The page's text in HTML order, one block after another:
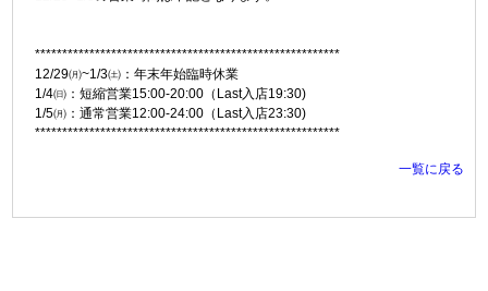
********************************************************
12/29㈪~1/3㈯：年末年始臨時休業
1/4㈰：短縮営業15:00-20:00（Last入店19:30)
1/5㈪：通常営業12:00-24:00（Last入店23:30)
********************************************************
一覧に戻る